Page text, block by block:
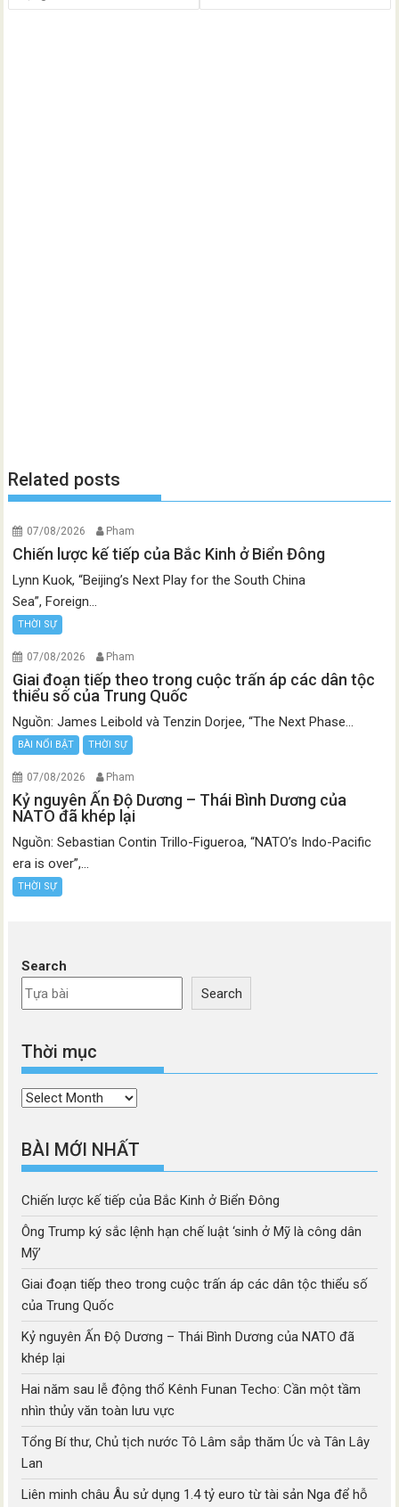
Related posts
07/08/2026 Pham
Chiến lược kế tiếp của Bắc Kinh ở Biển Đông
Lynn Kuok, “Beijing’s Next Play for the South China
Sea”, Foreign...
THỜI SỰ
07/08/2026 Pham
Giai đoạn tiếp theo trong cuộc trấn áp các dân tộc
thiểu số của Trung Quốc
Nguồn: James Leibold và Tenzin Dorjee, “The Next Phase...
BÀI NỔI BẬT THỜI SỰ
07/08/2026 Pham
Kỷ nguyên Ấn Độ Dương – Thái Bình Dương của
NATO đã khép lại
Nguồn: Sebastian Contin Trillo-Figueroa, “NATO’s Indo-Pacific
era is over”,...
THỜI SỰ
Search
Search
Thời mục
Thời
BÀI MỚI NHẤT
Chiến lược kế tiếp của Bắc Kinh ở Biển Đông
Ông Trump ký sắc lệnh hạn chế luật ‘sinh ở Mỹ là công dân
Mỹ’
Giai đoạn tiếp theo trong cuộc trấn áp các dân tộc thiểu số
của Trung Quốc
Kỷ nguyên Ấn Độ Dương – Thái Bình Dương của NATO đã
khép lại
Hai năm sau lễ động thổ Kênh Funan Techo: Cần một tầm
nhìn thủy văn toàn lưu vực
Tổng Bí thư, Chủ tịch nước Tô Lâm sắp thăm Úc và Tân Lây
Lan
Liên minh châu Âu sử dụng 1.4 tỷ euro từ tài sản Nga để hỗ